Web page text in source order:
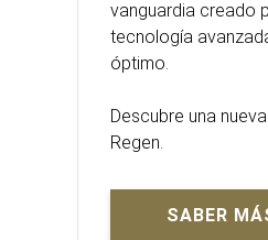
vanguardia creado
tecnología
óptimo.
Descubre una
Regen.